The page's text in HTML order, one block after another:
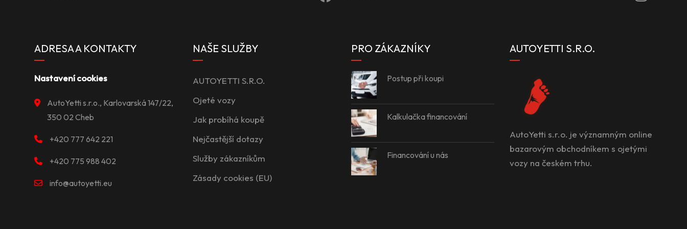
ADRESA A KONTAKTY
Nastavení cookies
AutoYetti s.r.o., Karlovarská 147/22,
350 02 Cheb
+420 777 642 221
+420 775 988 402
info@autoyetti.eu
NAŠE SLUŽBY
AUTOYETTI S.R.O.
Ojeté vozy
Jak probíhá koupě
Nejčastější dotazy
Služby zákazníkům
Zásady cookies (EU)
PRO ZÁKAZNÍKY
Postup při koupi
Kalkulačka financování
Financování u nás
AUTOYETTI S.R.O.
AutoYetti s.r.o. je významným online
bazarovým obchodníkem s ojetými
vozy na českém trhu.